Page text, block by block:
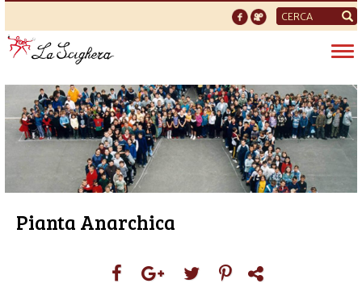
Form
di
ricerca
Pianta Anarchica